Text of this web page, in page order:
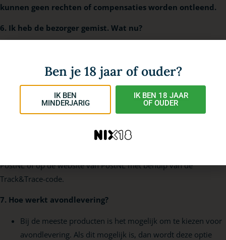
kunnen geen rechten of compensaties worden ontleend.
6. Ik heb de bezorger gemist. Wat nu?
wanneer je niet thuis bent. De besteller ontvangt via de e-mail
een bericht wanneer de bezorgpoging is mislukt, inclusief
informatie over waar het pakket zich bevindt. Zo kun je de
ontvanger zelf een seintje geven, zodat diegene weet dat er
elders een pakket klaarligt om afgehaald te worden.
PostNL of op de website van PostNL met behulp van de
Track&Trace-code.
7. Hoe werkt avondlevering?
Bij de meeste producten is het mogelijk om te kiezen voor
avondlevering. Als dit mogelijk is, dan wordt deze optie
Ben je 18 jaar of ouder?
IK BEN
MINDERJARIG
IK BEN 18 JAAR
OF OUDER